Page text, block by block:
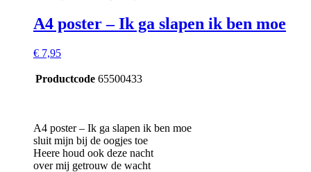
A4 poster – Ik ga slapen ik ben moe
€ 7,95
Productcode 65500433
A4 poster – Ik ga slapen ik ben moe
sluit mijn bij de oogjes toe
Heere houd ook deze nacht
over mij getrouw de wacht